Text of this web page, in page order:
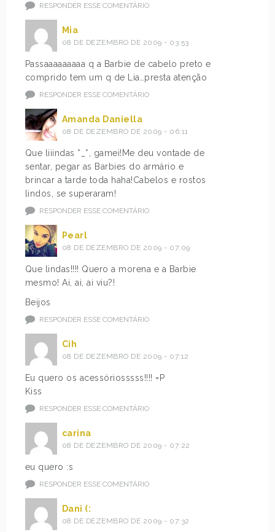
RESPONDER ESSE COMENTÁRIO
Mia
08 DE DEZEMBRO DE 2009 - 03:53
Passaaaaaaaaa q a Barbie de cabelo preto e
comprido tem um q de Lia…presta atenção
RESPONDER ESSE COMENTÁRIO
Amanda Daniella
08 DE DEZEMBRO DE 2009 - 06:11
Que liiindas *_*, gamei!Me deu vontade de
sentar, pegar as Barbies do armário e
brincar a tarde toda haha!Cabelos e rostos
lindos, se superaram!
RESPONDER ESSE COMENTÁRIO
Pearl
08 DE DEZEMBRO DE 2009 - 07:09
Que lindas!!!! Quero a morena e a Barbie
mesmo! Ai, ai, ai viu?!
Beijos
RESPONDER ESSE COMENTÁRIO
Cih
08 DE DEZEMBRO DE 2009 - 07:12
Eu quero os acessóriosssss!!!! =P
Kiss
RESPONDER ESSE COMENTÁRIO
carina
08 DE DEZEMBRO DE 2009 - 07:22
eu quero :s
RESPONDER ESSE COMENTÁRIO
Dani (:
08 DE DEZEMBRO DE 2009 - 07:32